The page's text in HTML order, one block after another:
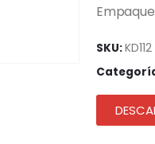
SKU:KD112